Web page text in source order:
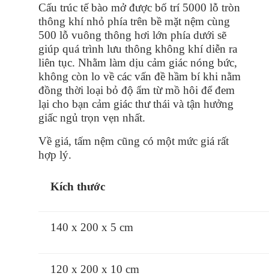
Cấu trúc tế bào mở được bố trí 5000 lỗ tròn
thông khí nhỏ phía trên bề mặt nệm cùng
500 lỗ vuông thông hơi lớn phía dưới sẽ
giúp quá trình lưu thông không khí diễn ra
liên tục. Nhằm làm dịu cảm giác nóng bức,
không còn lo về các vấn đề hầm bí khi nằm
đồng thời loại bỏ độ ẩm từ mồ hôi để đem
lại cho bạn cảm giác thư thái và tận hưởng
giấc ngủ trọn vẹn nhất.
Về giá, tấm nệm cũng có một mức giá rất
hợp lý.
Kích thước
140 x 200 x 5 cm
120 x 200 x 10 cm